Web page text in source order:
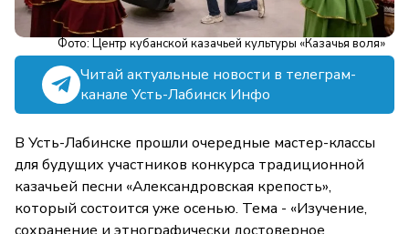
Фото: Центр кубанской казачьей культуры «Казачья воля»
Читай актуальные новости в телеграм-
канале Усть-Лабинск Инфо
В Усть-Лабинске прошли очередные мастер-классы
для будущих участников конкурса традиционной
казачьей песни «Александровская крепость»,
который состоится уже осенью. Тема - «Изучение,
сохранение и этнографически достоверное